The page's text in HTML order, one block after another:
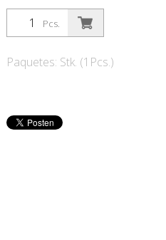
Pcs.
Paquetes: Stk. (1Pcs.)